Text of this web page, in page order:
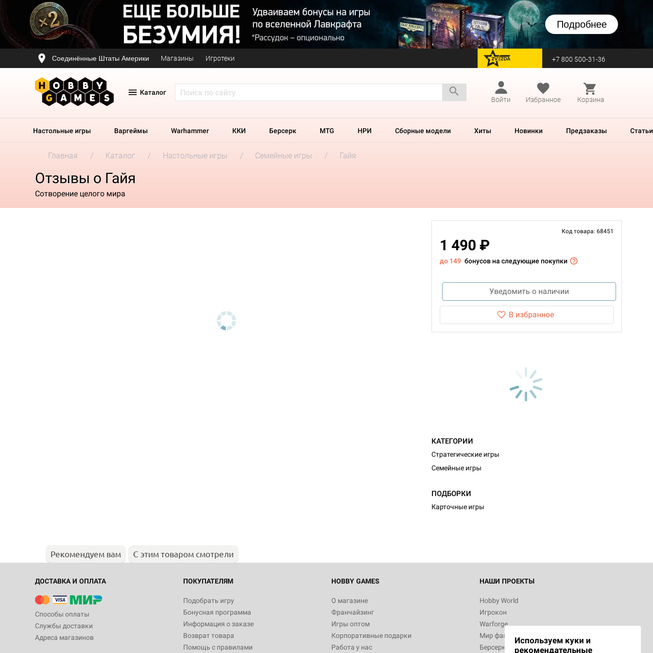
Подробнее
Соединённые Штаты Америки Магазины Игротеки перейти на Zvezda +7 800 500-31-36
Каталог
Войти
Избранное Корзина
Настольные игры Варгеймы Warhammer ККИ Берсерк MTG НРИ Сборные модели Хиты Новинки Предзаказы Статьи
Главная Каталог Настольные игры Семейные игры Гайя
Отзывы о Гайя
Сотворение целого мира
Код товара: 68451
1 490 ₽
до 149 бонусов на следующие покупки
Уведомить о наличии
В избранное
КАТЕГОРИИ
Стратегические игры
Семейные игры
ПОДБОРКИ
Карточные игры
Рекомендуем вам С этим товаром смотрели
ДОСТАВКА И ОПЛАТА
Способы оплаты
Службы доставки
Адреса магазинов
ПОКУПАТЕЛЯМ
Подобрать игру
Бонусная программа
Информация о заказе
Возврат товара
Помощь с правилами
HOBBY GAMES
О магазине
Франчайзинг
Игры оптом
Корпоративные подарки
Работа у нас
НАШИ ПРОЕКТЫ
Hobby World
Игрокон
Warforge
Мир фантастики
Берсерк
Используем куки и
рекомендательные